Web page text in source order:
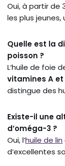
Oui, à partir de
les plus
Quelle est la
poisson ?
L’huile de foie
vitamines A et
distingue des
Existe-il une
d’oméga-3 ?
Oui, l’huile de lin
d’excellentes